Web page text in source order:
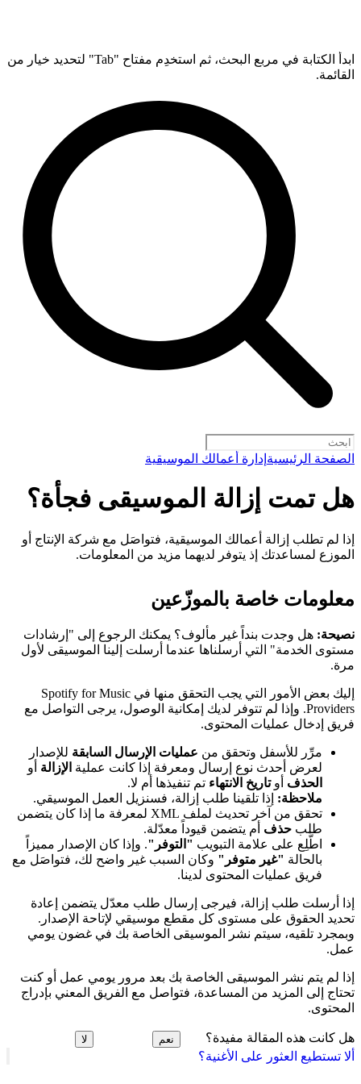
ابدأ الكتابة في مربع البحث، ثم استخدِم مفتاح "Tab" لتحديد خيار من
القائمة.
الصفحة الرئيسية إدارة أعمالك الموسيقية
ألا تستطيع العثور على الأغنية؟
هل تمت إزالة الموسيقى فجأة؟
إذا لم تطلب إزالة أعمالك الموسيقية، فتواصَل مع شركة الإنتاج أو
الموزع لمساعدتك إذ يتوفر لديهما مزيد من المعلومات.
معلومات خاصة بالموزّعين
نصيحة: هل وجدت بنداً غير مألوف؟ يمكنك الرجوع إلى "إرشادات
مستوى الخدمة" التي أرسلناها عندما أرسلت إلينا الموسيقى لأول
مرة.
إليك بعض الأمور التي يجب التحقق منها في Spotify for Music
Providers. وإذا لم تتوفر لديك إمكانية الوصول، يرجى التواصل مع
فريق إدخال عمليات المحتوى.
مرِّر للأسفل وتحقق من عمليات الإرسال السابقة للإصدار
لعرض أحدث نوع إرسال ومعرفة إذا كانت عملية الإزالة أو
الحذف أوتاريخ الانتهاء تم تنفيذها أم لا.
ملاحظة: إذا تلقينا طلب إزالة، فسنزيل العمل الموسيقي.
تحقق من آخر تحديث لملف XML لمعرفة ما إذا كان يتضمن
طلب حذف أم يتضمن قيوداً معدّلة.
اطَّلِع على علامة التبويب "التوفر". وإذا كان الإصدار مميزاً
بالحالة "غير متوفر" وكان السبب غير واضح لك، فتواصَل مع
فريق عمليات المحتوى لدينا.
إذا أرسلت طلب إزالة، فيرجى إرسال طلب معدّل يتضمن إعادة
تحديد الحقوق على مستوى كل مقطع موسيقي لإتاحة الإصدار.
وبمجرد تلقيه، سيتم نشر الموسيقى الخاصة بك في غضون يومي
عمل.
إذا لم يتم نشر الموسيقى الخاصة بك بعد مرور يومي عمل أو كنت
تحتاج إلى المزيد من المساعدة، فتواصل مع الفريق المعني بإدراج
المحتوى.
هل كانت هذه المقالة مفيدة؟ نعم لا